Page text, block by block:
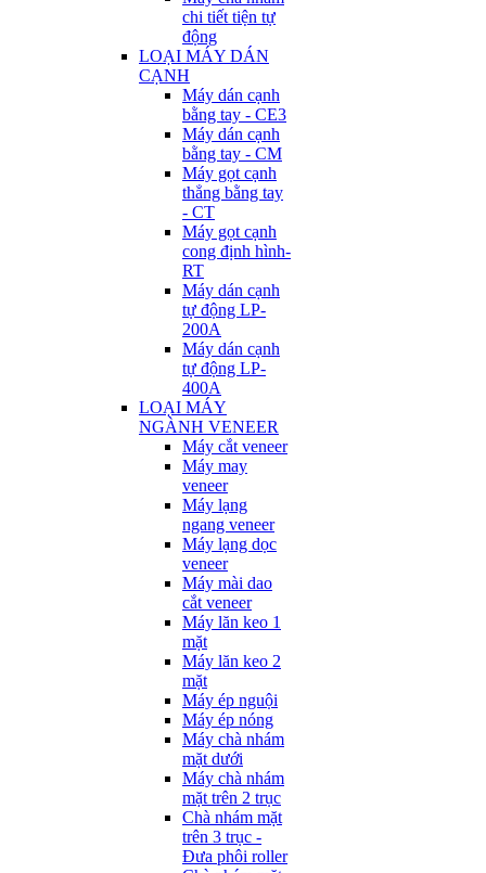
chi tiết tiện tự
động
LOẠI MÁY DÁN
CẠNH
Máy dán cạnh
bằng tay - CE3
Máy dán cạnh
bằng tay - CM
Máy gọt cạnh
thẳng bằng tay
- CT
Máy gọt cạnh
cong định hình-
RT
Máy dán cạnh
tự động LP-
200A
Máy dán cạnh
tự động LP-
400A
LOẠI MÁY
NGÀNH VENEER
Máy cắt veneer
Máy may
veneer
Máy lạng
ngang veneer
Máy lạng dọc
veneer
Máy mài dao
cắt veneer
Máy lăn keo 1
mặt
Máy lăn keo 2
mặt
Máy ép nguội
Máy ép nóng
Máy chà nhám
mặt dưới
Máy chà nhám
mặt trên 2 trục
Chà nhám mặt
trên 3 trục -
Đưa phôi roller